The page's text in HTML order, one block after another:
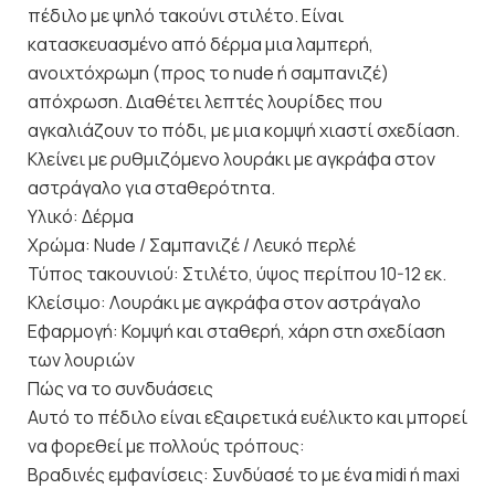
πέδιλο με ψηλό τακούνι στιλέτο. Είναι
κατασκευασμένο από δέρμα μια λαμπερή,
ανοιχτόχρωμη (προς το nude ή σαμπανιζέ)
απόχρωση. Διαθέτει λεπτές λουρίδες που
αγκαλιάζουν το πόδι, με μια κομψή χιαστί σχεδίαση.
Κλείνει με ρυθμιζόμενο λουράκι με αγκράφα στον
αστράγαλο για σταθερότητα.
Υλικό: Δέρμα
Χρώμα: Nude / Σαμπανιζέ / Λευκό περλέ
Τύπος τακουνιού: Στιλέτο, ύψος περίπου 10-12 εκ.
Κλείσιμο: Λουράκι με αγκράφα στον αστράγαλο
Εφαρμογή: Κομψή και σταθερή, χάρη στη σχεδίαση
των λουριών
Πώς να το συνδυάσεις
Αυτό το πέδιλο είναι εξαιρετικά ευέλικτο και μπορεί
να φορεθεί με πολλούς τρόπους:
Βραδινές εμφανίσεις: Συνδύασέ το με ένα midi ή maxi